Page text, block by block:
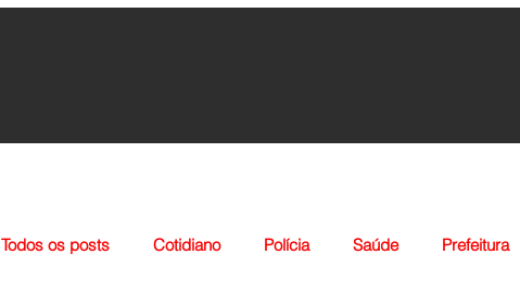
Todos os posts Cotidiano Polícia Saúde Prefeitura